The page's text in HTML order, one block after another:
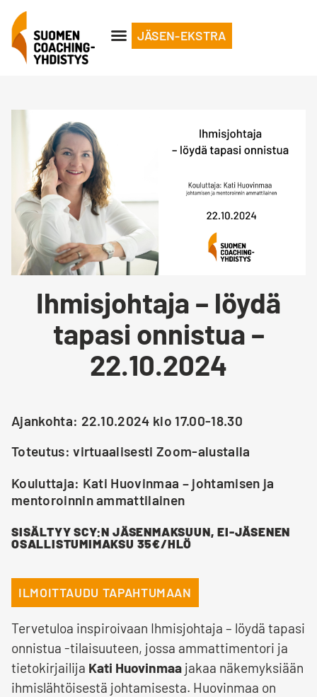
JÄSEN-EKSTRA
Ihmisjohtaja – löydä
tapasi onnistua –
22.10.2024
Ajankohta: 22.10.2024 klo 17.00-18.30
Toteutus: virtuaalisesti Zoom-alustalla
Kouluttaja: Kati Huovinmaa – johtamisen ja
mentoroinnin ammattilainen
SISÄLTYY SCY:N JÄSENMAKSUUN, EI-JÄSENEN
OSALLISTUMIMAKSU 35€/HLÖ
ILMOITTAUDU TAPAHTUMAAN
Tervetuloa inspiroivaan Ihmisjohtaja – löydä tapasi
onnistua -tilaisuuteen, jossa ammattimentori ja
tietokirjailija Kati Huovinmaa jakaa näkemyksiään
ihmislähtöisestä johtamisesta. Huovinmaa on